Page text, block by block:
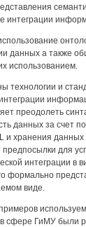
интеграции
данных а также
использованием.
технологии и
преодолеть
данных за счет
и хранения данных
предпосылки для
интеграции в
формально
виде.
сфере ГиМУ были